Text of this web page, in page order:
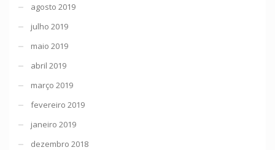
agosto 2019
julho 2019
maio 2019
abril 2019
março 2019
fevereiro 2019
janeiro 2019
dezembro 2018